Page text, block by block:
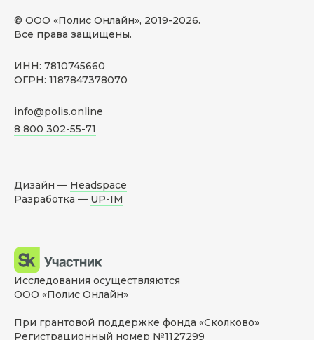
© ООО «Полис Онлайн», 2019-2026.
Все права защищены.
ИНН: 7810745660
ОГРН: 1187847378070
info@polis.online
8 800 302-55-71
Дизайн — Headspace
Разработка — UP-IM
Исследования осуществляются
ООО «Полис Онлайн»
При грантовой поддержке фонда «Сколково»
Регистрационный номер №1127299